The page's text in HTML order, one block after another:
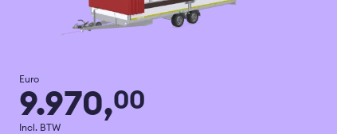
Euro
9.970,00
Incl. BTW